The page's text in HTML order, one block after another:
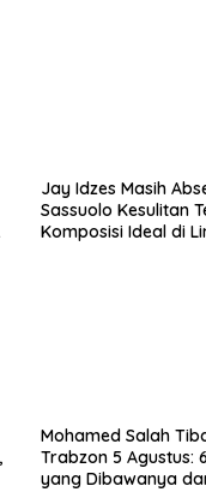
Jay Idzes Masih
Sassuolo Kesulitan
Komposisi Ideal di
Mohamed Salah
Trabzon 5 Agustus:
yang Dibawanya